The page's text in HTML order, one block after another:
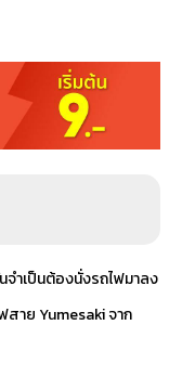
จำเป็นต้องนั่งรถไฟมาลง
สาย Yumesaki จาก